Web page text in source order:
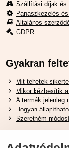
Szállítási díjak és
Panaszkezelés
Általános
GDPR
Gyakran
Mit tehetek
Mikor kézbesítik
A termék jelenleg
Hogyan
Szeretném
Hasznos